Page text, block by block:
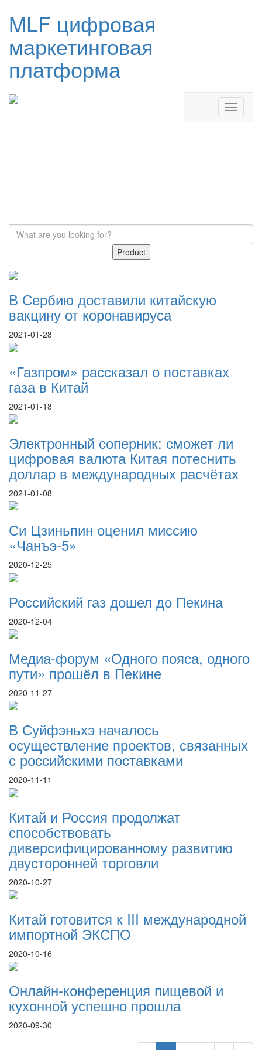
MLF цифровая
маркетинговая
платформа
Product
В Сербию доставили китайскую
вакцину от коронавируса
2021-01-28
«Газпром» рассказал о поставках
газа в Китай
2021-01-18
Электронный соперник: сможет ли
цифровая валюта Китая потеснить
доллар в международных расчётах
2021-01-08
Си Цзиньпин оценил миссию
«Чанъэ-5»
2020-12-25
Российский газ дошел до Пекина
2020-12-04
Медиа-форум «Одного пояса, одного
пути» прошёл в Пекине
2020-11-27
В Суйфэньхэ началось
осуществление проектов, связанных
с российскими поставками
2020-11-11
Китай и Россия продолжат
способствовать
диверсифицированному развитию
двусторонней торговли
2020-10-27
Китай готовится к III международной
импортной ЭКСПО
2020-10-16
Онлайн-конференция пищевой и
кухонной успешно прошла
2020-09-30